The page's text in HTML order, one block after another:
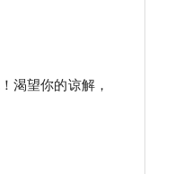
渴望你的谅解，